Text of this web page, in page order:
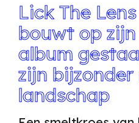
Lick The
bouwt op
album
zijn bijzonder
landschap